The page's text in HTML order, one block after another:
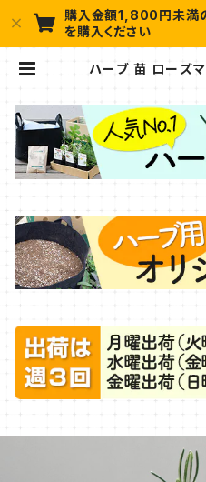
購入金額1,800円未満の
を購入ください
ハーブ 苗 ローズ